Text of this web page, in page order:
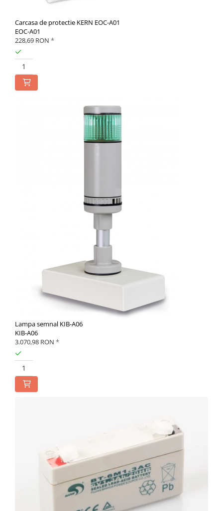
Carcasa de protectie KERN EOC-A01
EOC-A01
228,69 RON *
Lampa semnal KIB-A06
KIB-A06
3.070,98 RON *